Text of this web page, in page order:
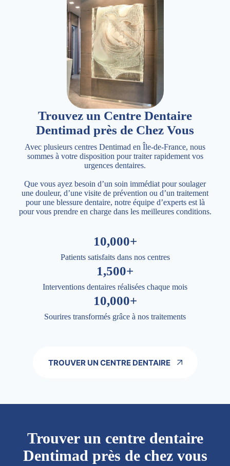
Trouvez un Centre Dentaire
Dentimad près de Chez Vous
Avec plusieurs centres Dentimad en Île-de-France, nous
sommes à votre disposition pour traiter rapidement vos
urgences dentaires.
Que vous ayez besoin d’un soin immédiat pour soulager
une douleur, d’une visite de prévention ou d’un traitement
pour une blessure dentaire, notre équipe d’experts est là
pour vous prendre en charge dans les meilleures conditions.
10,000+
Patients satisfaits dans nos centres
1,500+
Interventions dentaires réalisées chaque mois
10,000+
Sourires transformés grâce à nos traitements
TROUVER UN CENTRE DENTAIRE
Trouver un centre dentaire
Dentimad près de chez vous